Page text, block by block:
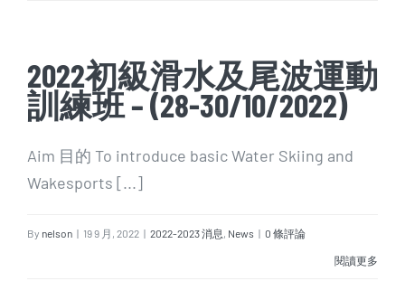
2022初級滑水及尾波運動
訓練班 – (28-30/10/2022)
Aim 目的 To introduce basic Water Skiing and
Wakesports [...]
By nelson | 19 9 月, 2022 | 2022-2023 消息 , News | 0 條評論
閱讀更多